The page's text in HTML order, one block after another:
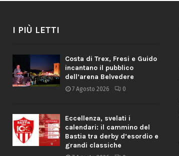
I PIÙ LETTI
Costa di Trex, Fresi e Guido
incantano il pubblico
dell’arena Belvedere
7 Agosto 2026 0
Eccellenza, svelati i
calendari: il cammino del
Bastia tra derby d’esordio e
grandi classiche